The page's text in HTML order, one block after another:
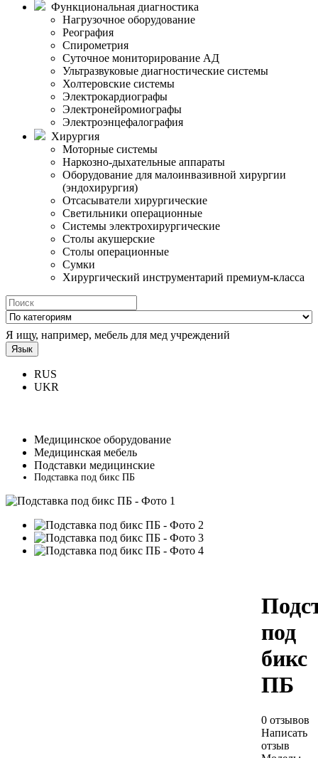
Функциональная диагностика
Нагрузочное оборудование
Реография
Спирометрия
Суточное мониторирование АД
Ультразвуковые диагностические системы
Холтеровские системы
Электрокардиографы
Электронейромиографы
Электроэнцефалография
Хирургия
Моторные системы
Наркозно-дыхательные аппараты
Оборудование для малоинвазивной хирургии
(эндохирургия)
Отсасыватели хирургические
Светильники операционные
Системы электрохирургические
Столы акушерские
Столы операционные
Сумки
Хирургический инструментарий премиум-класса
Я ищу, например, мебель для мед учреждений
Язык
RUS
UKR
Медицинское оборудование
Медицинская мебель
Подставки медицинские
Подставка под бикс ПБ
под
бикс
ПБ
0 отзывов
Написать
отзыв